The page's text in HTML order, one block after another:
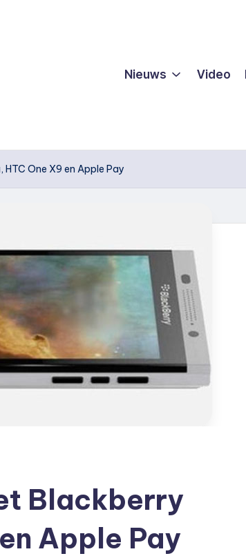
Nieuws Video
One X9 en Apple Pay
Blackberry
Apple Pay